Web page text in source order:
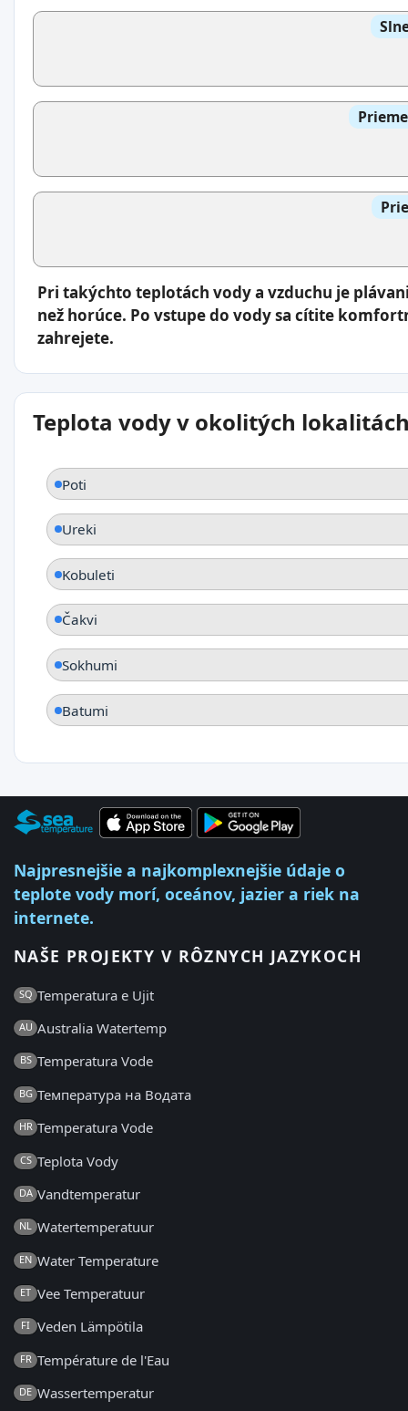
Pri takýchto teplotách vody a vzduchu je
než horúce. Po vstupe do vody sa cítite
zahrejete.
Teplota vody v okolitých
Poti
Ureki
Kobuleti
Čakvi
Sokhumi
Batumi
Najpresnejšie a najkomplexnejšie údaje o
teplote vody morí, oceánov, jazier a riek na
internete.
NAŠE PROJEKTY V RÔZNYCH JAZYKOCH
SQ Temperatura e Ujit
AU Australia Watertemp
BS Temperatura Vode
BG Температура на Водата
HR Temperatura Vode
CS Teplota Vody
DA Vandtemperatur
NL Watertemperatuur
EN Water Temperature
ET Vee Temperatuur
FI Veden Lämpötila
FR Température de l'Eau
DE Wassertemperatur